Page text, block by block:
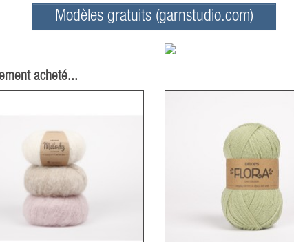
Modèles gratuits (garnstudio.com)
acheté...